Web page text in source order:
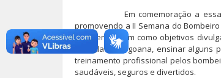
Em comemoração a essa data,
promovendo a II Semana do
de eventos tem como objetivos
sociedade alagoana, ensinar
treinamento profissional pelos
saudáveis, seguros e divertidos.